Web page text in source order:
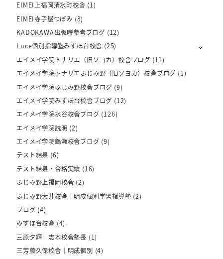
EIMEI上福岡清水町校舎 (1)
EIMEI寺子屋つぼみ (3)
KADOKAWA出版時参考ブログ (12)
Luce個別指導塾みずほ台校舎 (25)
エイメイ学院トナリエ（旧ソヨカ）校舎ブログ (11)
エイメイ学院トナリエふじみ野（旧ソヨカ）校舎ブログ (1)
エイメイ学院ふじみ野校舎ブログ (9)
エイメイ学院みずほ台校舎ブログ (12)
エイメイ学院水谷校舎ブログ (126)
エイメイ学院説明 (2)
エイメイ学院鶴瀬校舎ブログ (9)
テスト結果 (6)
テスト結果・合格実績 (16)
ふじみ野上福岡校舎 (2)
ふじみ野大井校舎｜明成個別学習指導塾 (2)
ブログ (4)
みずほ台校舎 (4)
三原夕輝｜志木校舎塾長 (1)
三芳藤久保校舎｜明成個別 (4)